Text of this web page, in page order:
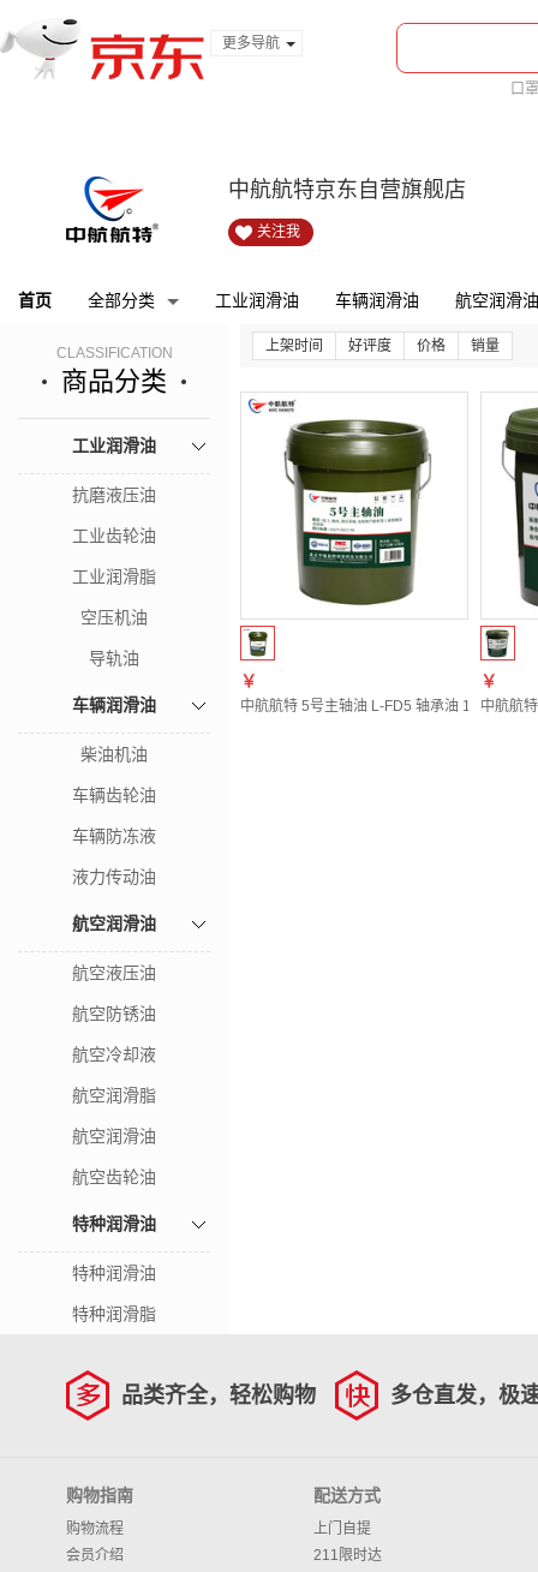
更多导航
口罩
中航航特京东自营旗舰店
关注我
首页 全部分类 工业润滑油 车辆润滑油 航空润滑油
CLASSIFICATION
商品分类
工业润滑油
抗磨液压油
工业齿轮油
工业润滑脂
空压机油
导轨油
车辆润滑油
柴油机油
车辆齿轮油
车辆防冻液
液力传动油
航空润滑油
航空液压油
航空防锈油
航空冷却液
航空润滑脂
航空润滑油
航空齿轮油
特种润滑油
特种润滑油
特种润滑脂
上架时间 好评度 价格 销量
￥
中航航特 5号主轴油 L-FD5 轴承油 13kg/16L
￥
中航航
品类齐全，轻松购物 多仓直发，极
购物指南
购物流程
会员介绍
配送方式
上门自提
211限时达